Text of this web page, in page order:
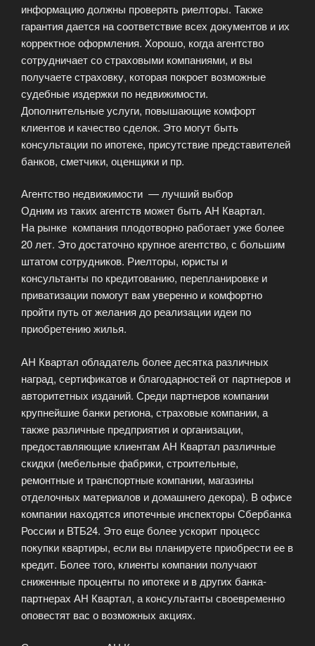
информацию должны проверять риелторы. Также
гарантия дается на соответствие всех документов и их
корректное оформления. Хорошо, когда агентство
сотрудничает со страховыми компаниями, и вы
получаете страховку, которая покроет возможные
судебные издержки по недвижимости.
Дополнительные услуги, повышающие комфорт
клиентов и качество сделок. Это могут быть
консультации по ипотеке, присутствие представителей
банков, сметчики, оценщики и пр.
Агентство недвижимости — лучший выбор
Одним из таких агентств может быть АН Квартал.
На рынке компания плодотворно работает уже более
20 лет. Это достаточно крупное агентство, с большим
штатом сотрудников. Риелторы, юристы и
консультанты по кредитованию, перепланировке и
приватизации помогут вам уверенно и комфортно
пройти путь от желания до реализации идеи по
приобретению жилья.
АН Квартал обладатель более десятка различных
наград, сертификатов и благодарностей от партнеров и
авторитетных изданий. Среди партнеров компании
крупнейшие банки региона, страховые компании, а
также различные предприятия и организации,
предоставляющие клиентам АН Квартал различные
скидки (мебельные фабрики, строительные,
ремонтные и транспортные компании, магазины
отделочных материалов и домашнего декора). В офисе
компании находятся ипотечные инспекторы Сбербанка
России и ВТБ24. Это еще более ускорит процесс
покупки квартиры, если вы планируете приобрести ее в
кредит. Более того, клиенты компании получают
сниженные проценты по ипотеке и в других банка-
партнерах АН Квартал, а консультанты своевременно
оповестят вас о возможных акциях.